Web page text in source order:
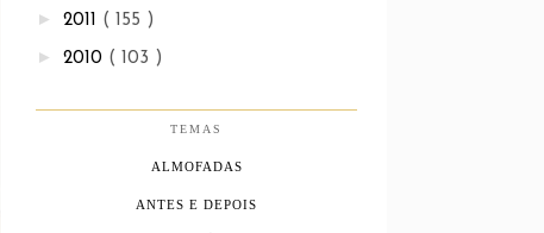
► 2011 ( 155 )
► 2010 ( 103 )
TEMAS
ALMOFADAS
ANTES E DEPOIS